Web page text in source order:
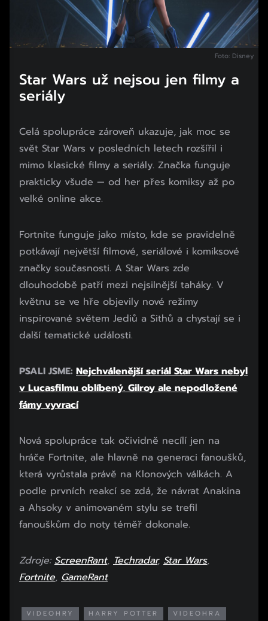
Foto: Disney
Star Wars už nejsou jen filmy a
seriály
Celá spolupráce zároveň ukazuje, jak moc se
svět Star Wars v posledních letech rozšířil i
mimo klasické filmy a seriály. Značka funguje
prakticky všude — od her přes komiksy až po
velké online akce.
Fortnite funguje jako místo, kde se pravidelně
potkávají největší filmové, seriálové i komiksové
značky současnosti. A Star Wars zde
dlouhodobě patří mezi nejsilnější taháky. V
květnu se ve hře objevily nové režimy
inspirované světem Jediů a Sithů a chystají se i
další tematické události.
PSALI JSME: Nejchválenější seriál Star Wars nebyl
v Lucasfilmu oblíbený. Gilroy ale nepodložené
fámy vyvrací
Nová spolupráce tak očividně necílí jen na
hráče Fortnite, ale hlavně na generaci fanoušků,
která vyrůstala právě na Klonových válkách. A
podle prvních reakcí se zdá, že návrat Anakina
a Ahsoky v animovaném stylu se trefil
fanouškům do noty téměř dokonale.
Zdroje: ScreenRant, Techradar, Star Wars,
Fortnite, GameRant
VIDEOHRY HARRY POTTER VIDEOHRA